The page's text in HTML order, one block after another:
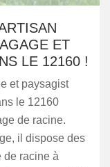
ET
LE 12160 !
et paysagist
le 12160
de racine.
il dispose des
de racine à